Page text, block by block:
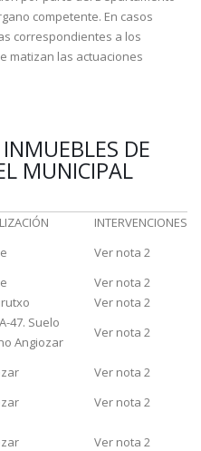
competente. En casos
correspondientes a los
matizan las actuaciones
DE
MUNICIPAL
INTERVENCIONES
Ver nota 2
Ver nota 2
Ver nota 2
47. Suelo
Angiozar
Ver nota 2
Ver nota 2
Ver nota 2
Ver nota 2